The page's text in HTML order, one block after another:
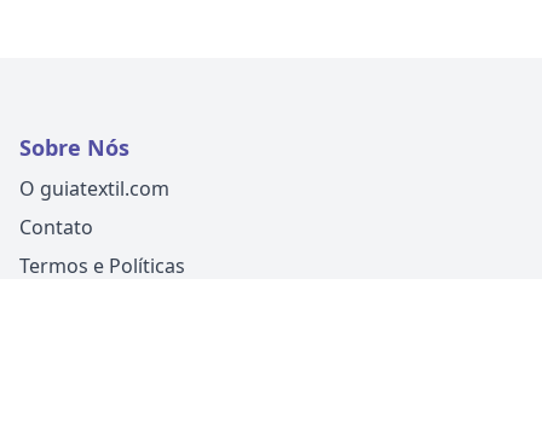
Sobre Nós
O guiatextil.com
Contato
Termos e Políticas